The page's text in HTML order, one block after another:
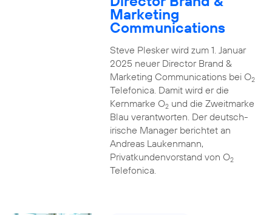
Marketing
Communications
Steve Plesker wird zum 1. Januar
2025 neuer Director Brand &
Marketing Communications bei O2
Telefonica. Damit wird er die
Kernmarke O2und die Zweitmarke
Blau verantworten. Der deutsch-
irische Manager berichtet an
Andreas Laukenmann,
Privatkundenvorstand von O2
Telefonica.